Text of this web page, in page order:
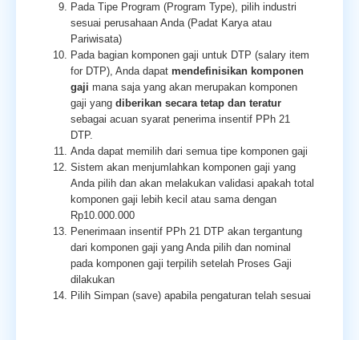
Pada Tipe Program (Program Type), pilih industri
sesuai perusahaan Anda (Padat Karya atau
Pariwisata)
Pada bagian komponen gaji untuk DTP (salary item
for DTP), Anda dapat mendefinisikan komponen
gaji mana saja yang akan merupakan komponen
gaji yang diberikan secara tetap dan teratur
sebagai acuan syarat penerima insentif PPh 21
DTP.
Anda dapat memilih dari semua tipe komponen gaji
Sistem akan menjumlahkan komponen gaji yang
Anda pilih dan akan melakukan validasi apakah total
komponen gaji lebih kecil atau sama dengan
Rp10.000.000
Penerimaan insentif PPh 21 DTP akan tergantung
dari komponen gaji yang Anda pilih dan nominal
pada komponen gaji terpilih setelah Proses Gaji
dilakukan
Pilih Simpan (save) apabila pengaturan telah sesuai